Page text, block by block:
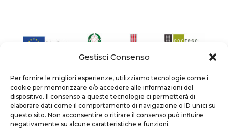
Gestisci Consenso
Per fornire le migliori esperienze, utilizziamo tecnologie come i
cookie per memorizzare e/o accedere alle informazioni del
dispositivo. Il consenso a queste tecnologie ci permetterà di
elaborare dati come il comportamento di navigazione o ID unici su
questo sito. Non acconsentire o ritirare il consenso può influire
negativamente su alcune caratteristiche e funzioni.
La BAR VALNERINA S.R.L. ha ottenuto un contributo di
100.610,85€ a valere sui fondi POR FESR 2014-2020 Asse
8 az. 8.2.1 – “UMBRIAPERTA: BANDO PER IL SOSTEGNO
ALLE IMPRESE DELLA FILIERA DEL TURISMO NEI
TERRITORI DEL CRATERE SISMA 2016”, per il progetto di
modernizzazione del Bar Valnerina – CUP
G19J21009290004